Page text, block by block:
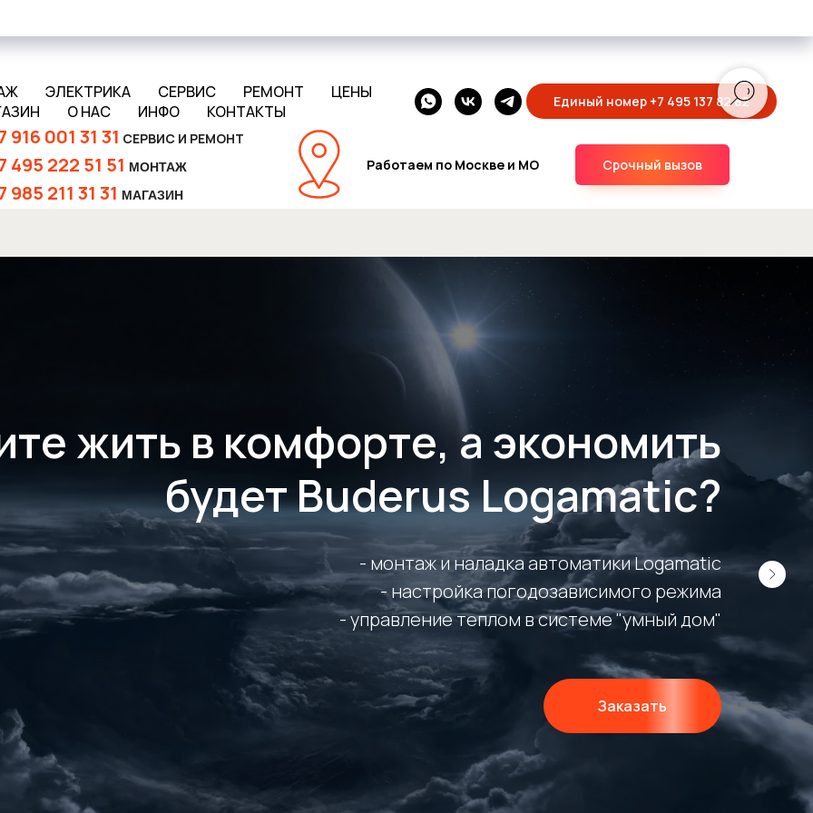
ЭЛЕКТРИКА СЕРВИС РЕМОНТ
ЦЕНЫ
О НАС ИНФО КОНТАКТЫ
Единый номер +7 495 137 82 82
916 001 31 31 СЕРВИС И РЕМОНТ
495 222 51 51 МОНТАЖ
985 211 31 31 МАГАЗИН
Работаем по Москве и МО Срочный вызов
жить в комфорте, а экономить
будет Buderus Logamatic?
- монтаж и наладка автоматики Logamatic
- настройка погодозависимого режима
- управление теплом в системе "умный дом"
Заказать